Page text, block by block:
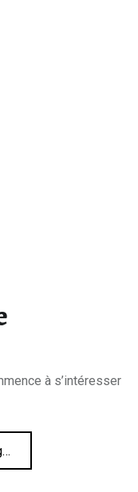
à s’intéresser
…